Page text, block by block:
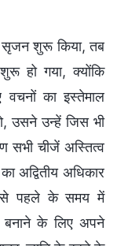
सृजन शुरू किया, तब
हो गया, क्योंकि
का इस्तेमाल
उसने उन्हें जिस भी
सभी चीजें अस्तित्व
अद्वितीय अधिकार
से पहले के समय में
बनाने के लिए अपने